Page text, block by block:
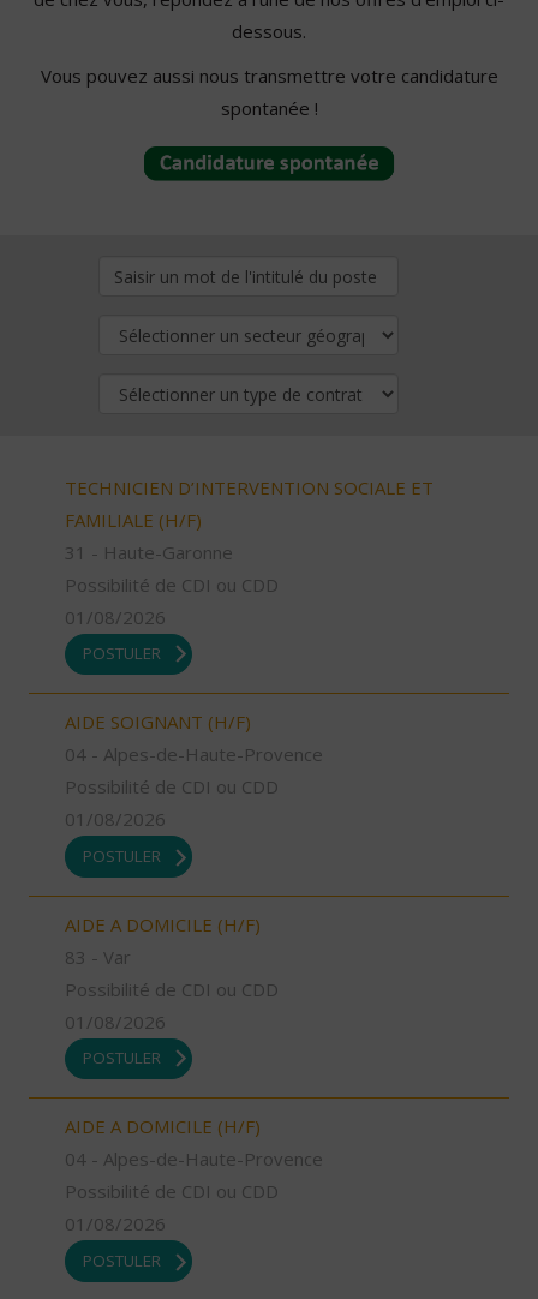
dessous.
Vous pouvez aussi nous transmettre votre candidature
spontanée !
TECHNICIEN D’INTERVENTION SOCIALE ET
FAMILIALE (H/F)
31 - Haute-Garonne
Possibilité de CDI ou CDD
01/08/2026
POSTULER
AIDE SOIGNANT (H/F)
04 - Alpes-de-Haute-Provence
Possibilité de CDI ou CDD
01/08/2026
POSTULER
AIDE A DOMICILE (H/F)
83 - Var
Possibilité de CDI ou CDD
01/08/2026
POSTULER
AIDE A DOMICILE (H/F)
04 - Alpes-de-Haute-Provence
Possibilité de CDI ou CDD
01/08/2026
POSTULER